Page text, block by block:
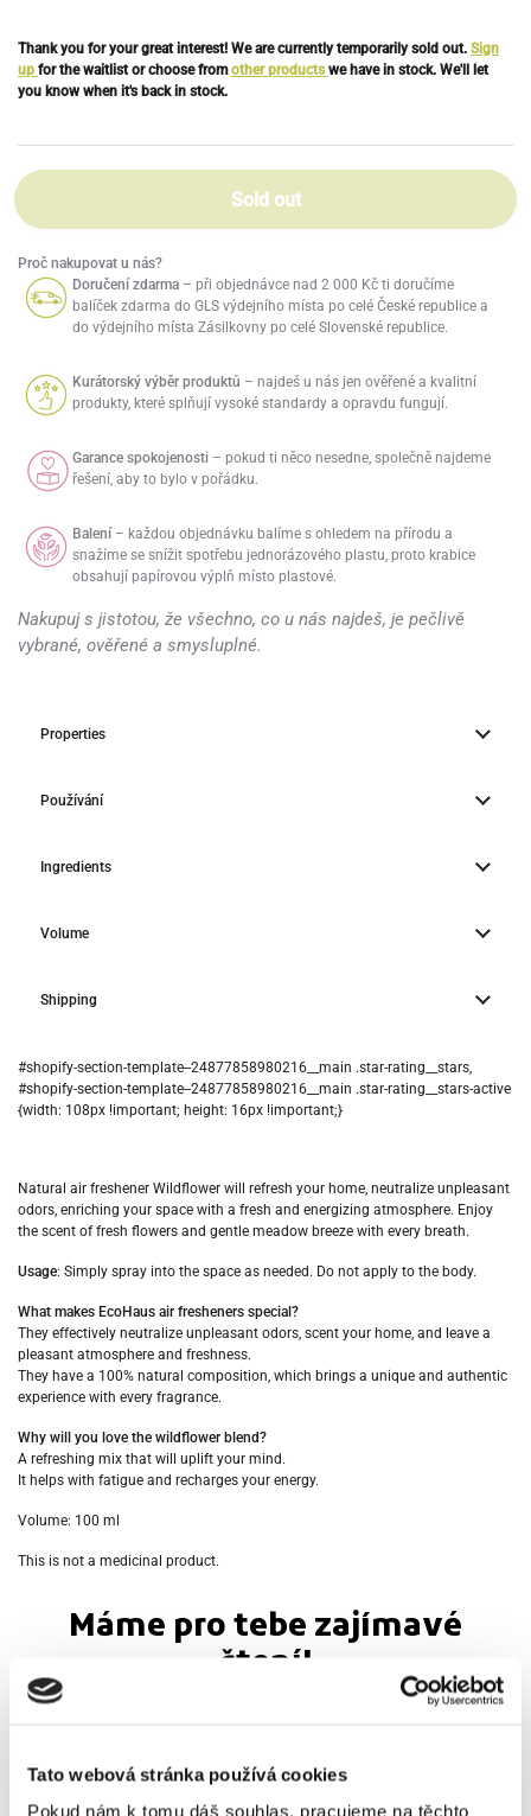
Tato webová stránka používá cookies
Pokud nám k tomu dáš souhlas, pracujeme na těchto
Thank you for your great interest! We are currently temporarily sold out. Sign
up for the waitlist or choose fromother products we have in stock. We'll let
you know when it's back in stock.
Sold out
Proč nakupovat u nás?
Doručení zdarma – při objednávce nad 2 000 Kč ti doručíme
balíček zdarma do GLS výdejního místa po celé České republice a
do výdejního místa Zásilkovny po celé Slovenské republice.
Kurátorský výběr produktů – najdeš u nás jen ověřené a kvalitní
produkty, které splňují vysoké standardy a opravdu fungují.
Garance spokojenosti – pokud ti něco nesedne, společně najdeme
řešení, aby to bylo v pořádku.
Balení – každou objednávku balíme s ohledem na přírodu a
snažíme se snížit spotřebu jednorázového plastu, proto krabice
obsahují papírovou výplň místo plastové.
Nakupuj s jistotou, že všechno, co u nás najdeš, je pečlivě
vybrané, ověřené a smysluplné.
Properties
Používání
Ingredients
Volume
Shipping
Natural air freshener Wildflower will refresh your home, neutralize unpleasant
odors, enriching your space with a fresh and energizing atmosphere. Enjoy
the scent of fresh flowers and gentle meadow breeze with every breath.
Usage: Simply spray into the space as needed. Do not apply to the body.
What makes EcoHaus air fresheners special?
They effectively neutralize unpleasant odors, scent your home, and leave a
pleasant atmosphere and freshness.
They have a 100% natural composition, which brings a unique and authentic
experience with every fragrance.
Why will you love the wildflower blend?
A refreshing mix that will uplift your mind.
It helps with fatigue and recharges your energy.
Volume: 100 ml
This is not a medicinal product.
Máme pro tebe zajímavé
čtení!